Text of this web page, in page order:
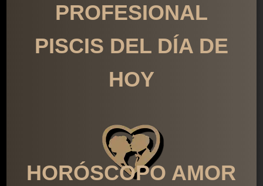
PROFESIONAL
PISCIS DEL DÍA DE
HOY
HORÓSCOPO AMOR